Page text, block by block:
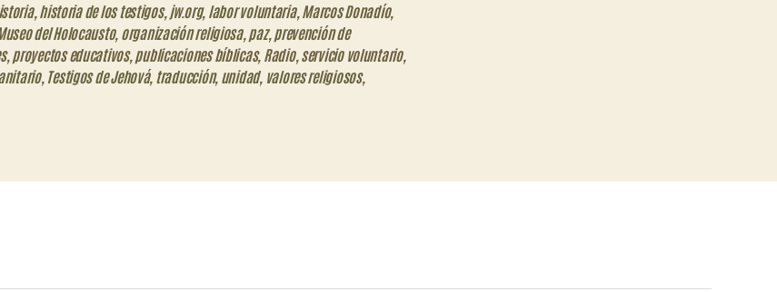
, historia de los testigos, jw.org, labor voluntaria, Marcos Donadío,
del Holocausto, organización religiosa, paz, prevención de
, proyectos educativos, publicaciones bíblicas, Radio, servicio voluntario,
, Testigos de Jehová, traducción, unidad, valores religiosos,